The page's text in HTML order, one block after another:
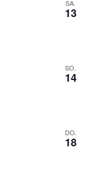
SA.
13
SO.
14
DO.
18